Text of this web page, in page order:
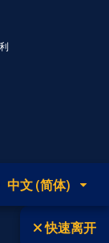
中文 (简体)
开
语
快速离开